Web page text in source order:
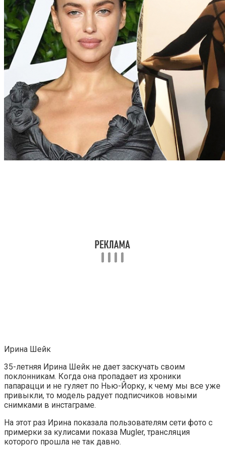
Ирина Шейк
35-летняя Ирина Шейк не дает заскучать своим
поклонникам. Когда она пропадает из хроники
папарацци и не гуляет по Нью-Йорку, к чему мы все уже
привыкли, то модель радует подписчиков новыми
снимками в инстаграме.
На этот раз Ирина показала пользователям сети фото с
примерки за кулисами показа Mugler, трансляция
которого прошла не так давно.